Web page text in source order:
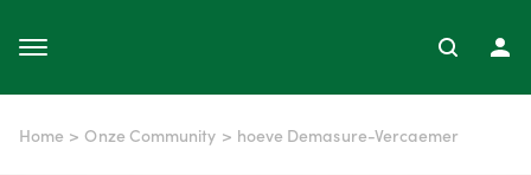
Home > Onze Community > hoeve Demasure-Vercaemer